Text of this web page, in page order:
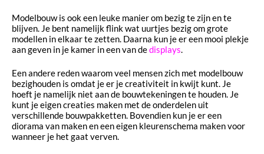
Modelbouw is ook een leuke manier om bezig te zijn en te
blijven. Je bent namelijk flink wat uurtjes bezig om grote
modellen in elkaar te zetten. Daarna kun je er een mooi plekje
aan geven in je kamer in een van dedisplays
Een andere reden waarom veel mensen zich met modelbouw
bezighouden is omdat je er je creativiteit in kwijt kunt. Je
hoeft je namelijk niet aan de bouwtekeningen te houden. Je
kunt je eigen creaties maken met de onderdelen uit
verschillende bouwpakketten. Bovendien kun je er een
diorama van maken en een eigen kleurenschema maken voor
wanneer je het gaat verven.